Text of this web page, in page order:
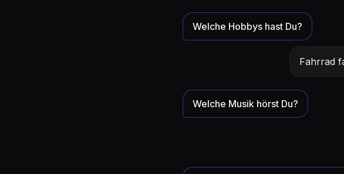
Welche Hobbys hast Du?
Fahrrad
Welche Musik hörst Du?